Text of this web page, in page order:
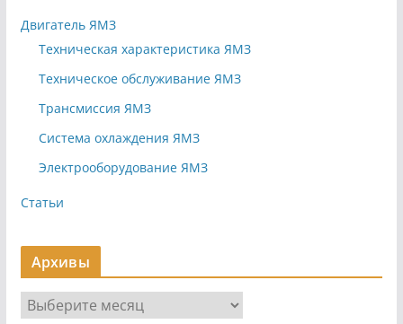
Двигатель ЯМЗ
Техническая характеристика ЯМЗ
Техническое обслуживание ЯМЗ
Трансмиссия ЯМЗ
Система охлаждения ЯМЗ
Электрооборудование ЯМЗ
Статьи
Архивы